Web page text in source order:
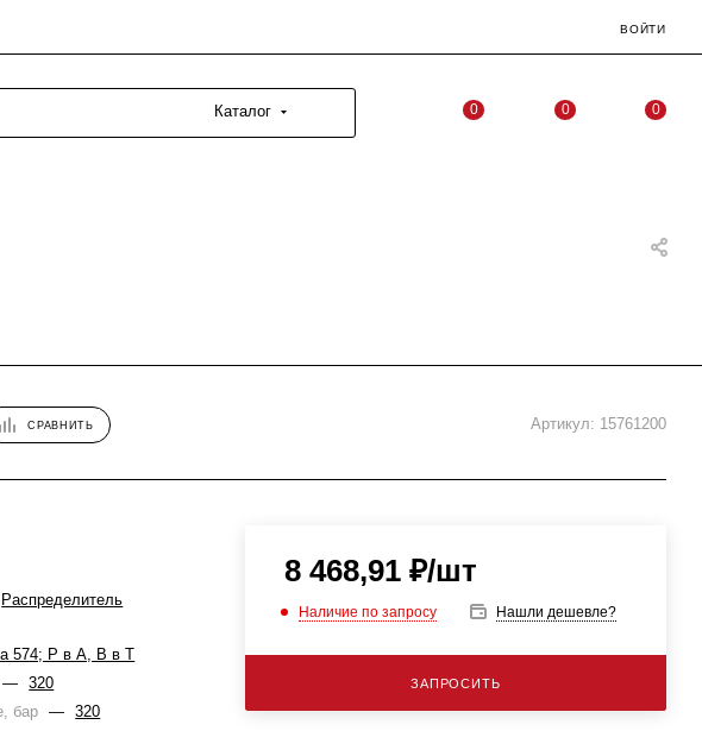
ВОЙТИ
Каталог 0 0 0
СРАВНИТЬ Артикул: 15761200
Распределитель
574; Р в А, В в Т
—
320
бар
—
320
8 468,91₽/шт
Наличие по запросу Нашли дешевле?
ЗАПРОСИТЬ